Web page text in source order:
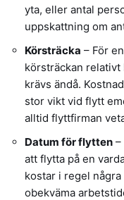
yta, eller antal
uppskattning om
Körsträcka – För
körsträckan
krävs ändå.
stor vikt vid flytt
alltid flyttfirman
Datum för flytten –
att flytta på en
kostar i regel
obekväma